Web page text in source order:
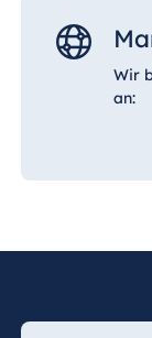
Wir
an: